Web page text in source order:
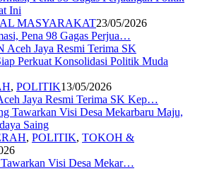
MASYARAKAT23/05/2026
Pena 98 Gagas Perjua…
, POLITIK13/05/2026
Jaya Resmi Terima SK Kep…
, POLITIK, TOKOH &
Visi Desa Mekar…